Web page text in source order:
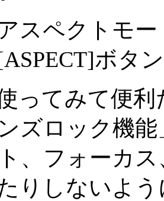
スペクトモー
ボタ
ってみて便利
ズロック機
、フォーカ
りしないよ